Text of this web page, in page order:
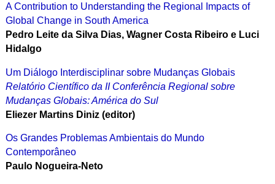
A Contribution to Understanding the Regional Impacts of
Global Change in South America
Pedro Leite da Silva Dias, Wagner Costa Ribeiro e Luci
Hidalgo
Um Diálogo Interdisciplinar sobre Mudanças Globais
Relatório Científico da II Conferência Regional sobre
Mudanças Globais: América do Sul
Eliezer Martins Diniz (editor)
Os Grandes Problemas Ambientais do Mundo
Contemporâneo
Paulo Nogueira-Neto